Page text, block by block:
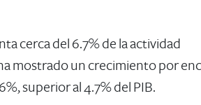
cerca del 6.7% de la actividad
mostrado un crecimiento por
superior al 4.7% del PIB.